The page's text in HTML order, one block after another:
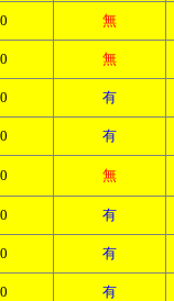
無
無
有
有
無
有
有
有